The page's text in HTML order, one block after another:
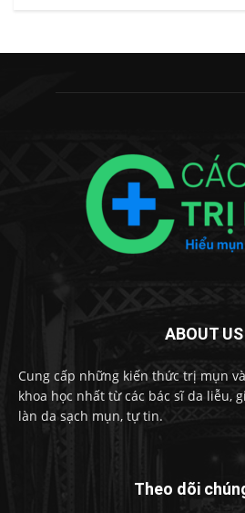
ABOUT US
Cung cấp những kiến thức trị mụn
khoa học nhất từ các bác sĩ da liễu,
làn da sạch mụn, tự tin.
Theo dõi